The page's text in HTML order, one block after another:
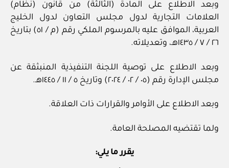
وبعد الاطلاع على المادة (الثالثة) من قانون (نظام)
العلامات التجارية لدول مجلس التعاون لدول الخليج
العربية، الموافق عليه بالمرسوم الملكي رقم (م / ٥١) بتاريخ
٢٦ / ٧ / ١٤٣٥هـ، وتعديلاته.
وبعد الاطلاع على توصية اللجنة التنفيذية المنبثقة عن
مجلس الإدارة رقم (٠٥ / ٠٢ / ٢٠٢٤) وتاريخ ٥ / ١١ / ١٤٤٥هـ.
وبعد الاطلاع على الأوامر والقرارات ذات العلاقة.
ولما تقتضيه المصلحة العامة.
يقرر ما يلي: